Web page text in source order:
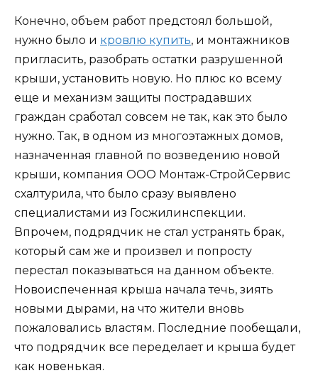
Конечно, объем работ предстоял большой,
нужно было и кровлю купить, и монтажников
пригласить, разобрать остатки разрушенной
крыши, установить новую. Но плюс ко всему
еще и механизм защиты пострадавших
граждан сработал совсем не так, как это было
нужно. Так, в одном из многоэтажных домов,
назначенная главной по возведению новой
крыши, компания ООО Монтаж-СтройСервис
схалтурила, что было сразу выявлено
специалистами из Госжилинспекции.
Впрочем, подрядчик не стал устранять брак,
который сам же и произвел и попросту
перестал показываться на данном объекте.
Новоиспеченная крыша начала течь, зиять
новыми дырами, на что жители вновь
пожаловались властям. Последние пообещали,
что подрядчик все переделает и крыша будет
как новенькая.